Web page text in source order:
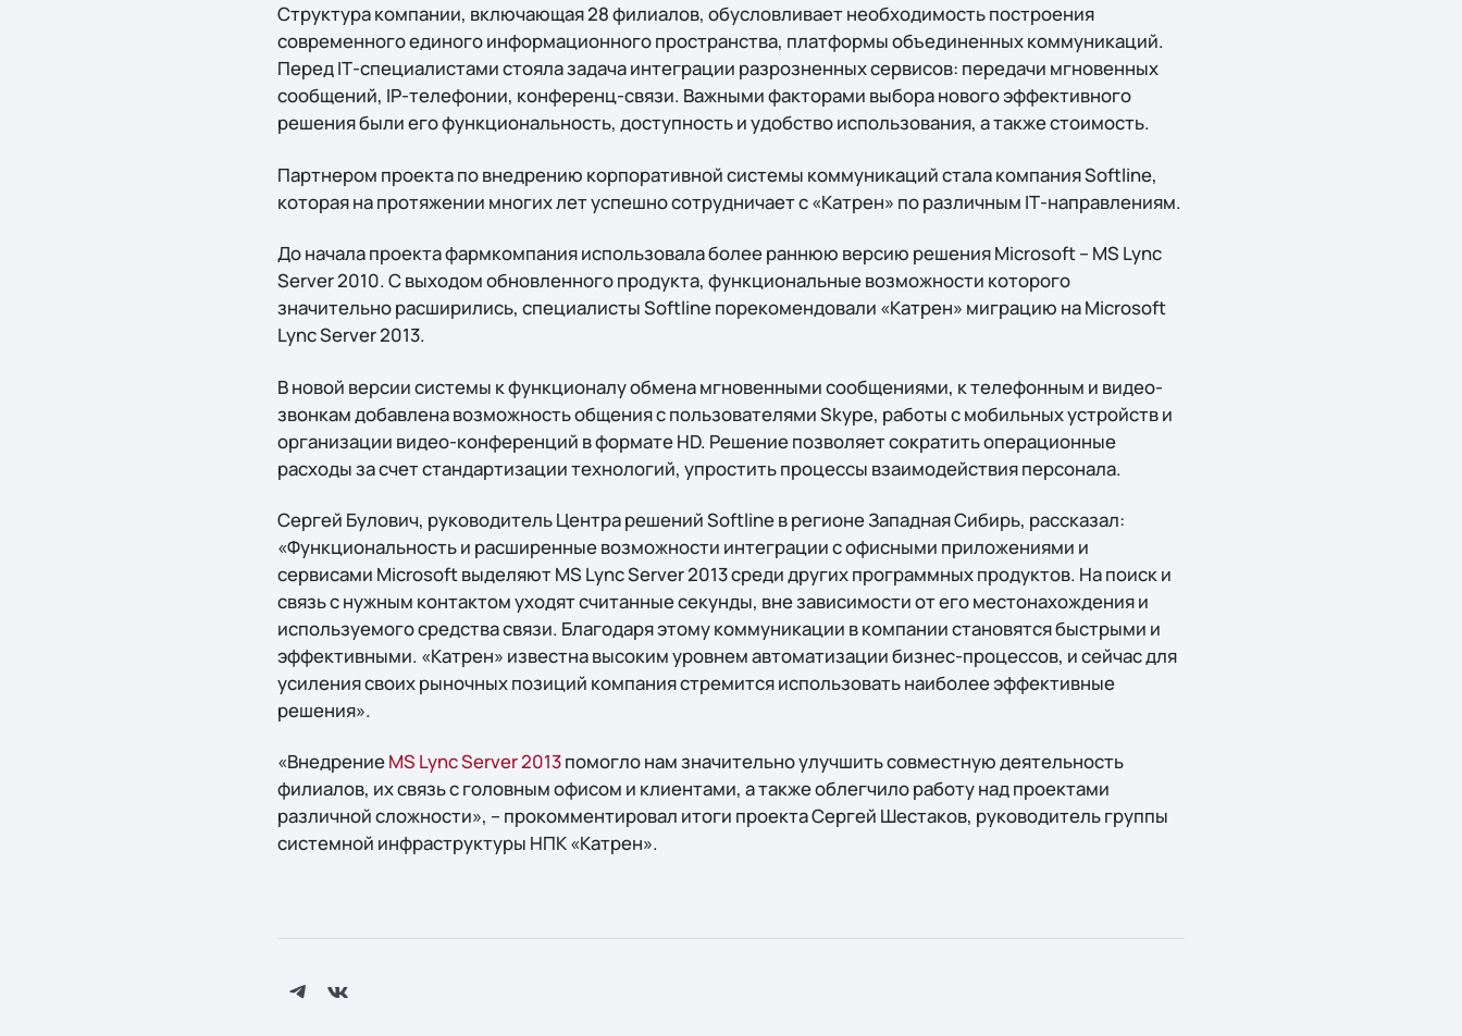
Структура компании, включающая 28 филиалов, обусловливает необходимость построения
современного единого информационного пространства, платформы объединенных коммуникаций.
Перед IТ-специалистами стояла задача интеграции разрозненных сервисов: передачи мгновенных
сообщений, IP-телефонии, конференц-связи. Важными факторами выбора нового эффективного
решения были его функциональность, доступность и удобство использования, а также стоимость.
Партнером проекта по внедрению корпоративной системы коммуникаций стала компания Softline,
которая на протяжении многих лет успешно сотрудничает с «Катрен» по различным IТ-направлениям.
До начала проекта фармкомпания использовала более раннюю версию решения Microsoft – MS Lync
Server 2010. С выходом обновленного продукта, функциональные возможности которого
значительно расширились, специалисты Softline порекомендовали «Катрен» миграцию на Microsoft
Lync Server 2013.
В новой версии системы к функционалу обмена мгновенными сообщениями, к телефонным и видео-
звонкам добавлена возможность общения с пользователями Skype, работы с мобильных устройств и
организации видео-конференций в формате HD. Решение позволяет сократить операционные
расходы за счет стандартизации технологий, упростить процессы взаимодействия персонала.
Сергей Булович, руководитель Центра решений Softline в регионе Западная Сибирь, рассказал:
«Функциональность и расширенные возможности интеграции с офисными приложениями и
сервисами Microsoft выделяют MS Lync Server 2013 среди других программных продуктов. На поиск и
связь с нужным контактом уходят считанные секунды, вне зависимости от его местонахождения и
используемого средства связи. Благодаря этому коммуникации в компании становятся быстрыми и
эффективными. «Катрен» известна высоким уровнем автоматизации бизнес-процессов, и сейчас для
усиления своих рыночных позиций компания стремится использовать наиболее эффективные
решения».
«ВнедрениеMS Lync Server 2013помогло нам значительно улучшить совместную деятельность
филиалов, их связь с головным офисом и клиентами, а также облегчило работу над проектами
различной сложности», – прокомментировал итоги проекта Сергей Шестаков, руководитель группы
системной инфраструктуры НПК «Катрен».